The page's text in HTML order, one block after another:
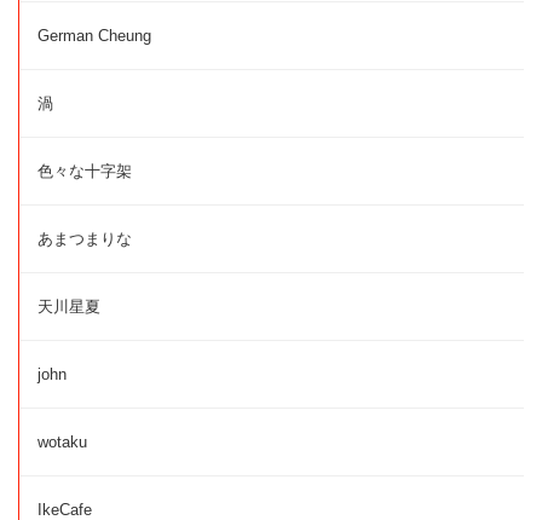
German Cheung
渦
色々な十字架
あまつまりな
天川星夏
john
wotaku
IkeCafe